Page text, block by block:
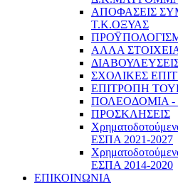
ΑΠΟΦΑΣΕΙΣ
Τ.Κ.ΟΞΥΑΣ
ΑΛΛΑ
ΣΧΟΛΙΚΕΣ
ΕΠΙΤΡΟΠΗ
ΠΟΛΕΟΔΟΜΙΑ -
ΠΡΟΣΚΛΗΣΕΙΣ
ΕΣΠΑ 2021-2027
ΕΣΠΑ 2014-2020
ΕΠΙΚΟΙΝΩΝΙΑ